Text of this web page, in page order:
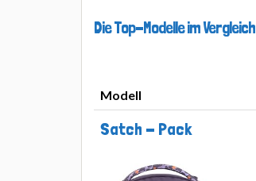
Die Top-Modelle im Vergleich
Modell
Satch - Pack